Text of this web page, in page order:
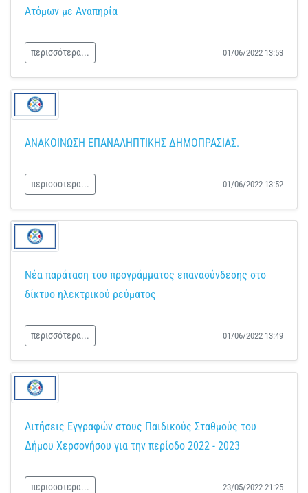
Ατόμων με Αναπηρία
περισσότερα... 01/06/2022 13:53
ΑΝΑΚΟΙΝΩΣΗ ΕΠΑΝΑΛΗΠΤΙΚΗΣ ΔΗΜΟΠΡΑΣΙΑΣ.
περισσότερα... 01/06/2022 13:52
Νέα παράταση του προγράμματος επανασύνδεσης στο
δίκτυο ηλεκτρικού ρεύματος
περισσότερα... 01/06/2022 13:49
Αιτήσεις Εγγραφών στους Παιδικούς Σταθμούς του
Δήμου Χερσονήσου για την περίοδο 2022 - 2023
περισσότερα... 23/05/2022 21:25